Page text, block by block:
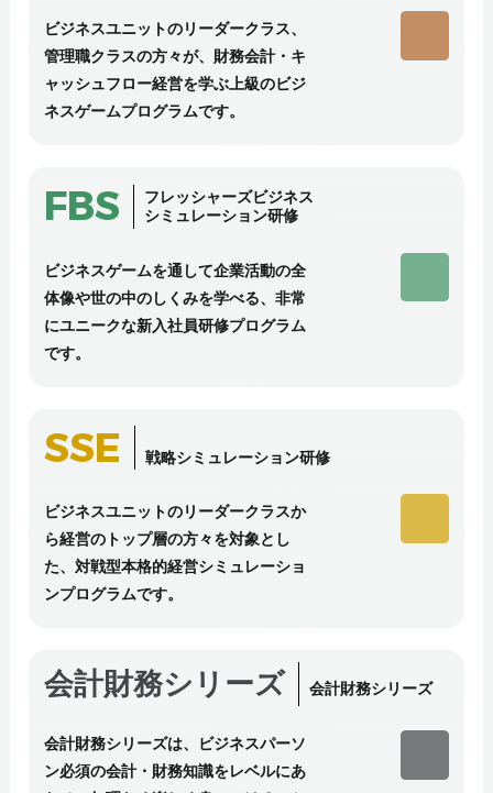
ビジネスユニットのリーダークラス、
管理職クラスの方々が、財務会計・キ
ャッシュフロー経営を学ぶ上級のビジ
ネスゲームプログラムです。
FBS
フレッシャーズビジネス
シミュレーション研修
ビジネスゲームを通して企業活動の全
体像や世の中のしくみを学べる、非常
にユニークな新入社員研修プログラム
です。
SSE 戦略シミュレーション研修
ビジネスユニットのリーダークラスか
ら経営のトップ層の方々を対象とし
た、対戦型本格的経営シミュレーショ
ンプログラムです。
会計財務シリーズ 会計財務シリーズ
会計財務シリーズは、ビジネスパーソ
ン必須の会計・財務知識をレベルにあ